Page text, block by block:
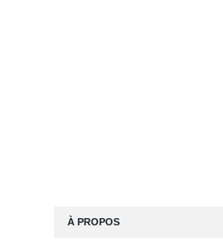
À PROPOS